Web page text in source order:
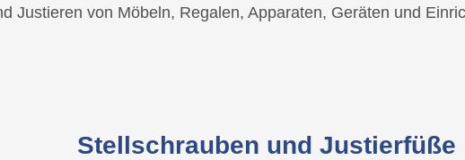
Justieren von Möbeln, Regalen, Apparaten, Geräten und
Stellschrauben und Justierfüße